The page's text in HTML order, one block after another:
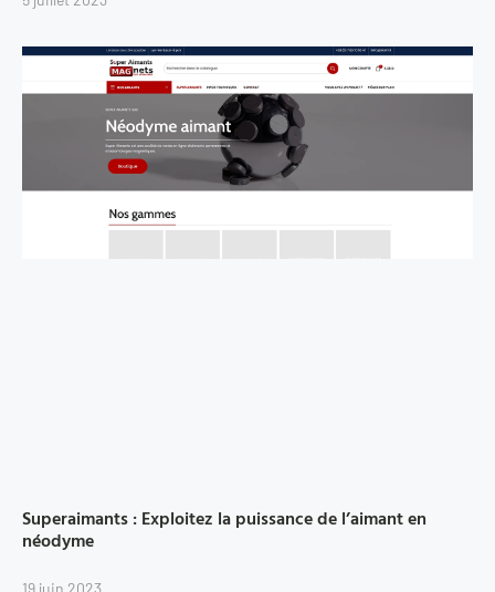
Superaimants : Exploitez la puissance de l’aimant en
néodyme
19 juin 2023